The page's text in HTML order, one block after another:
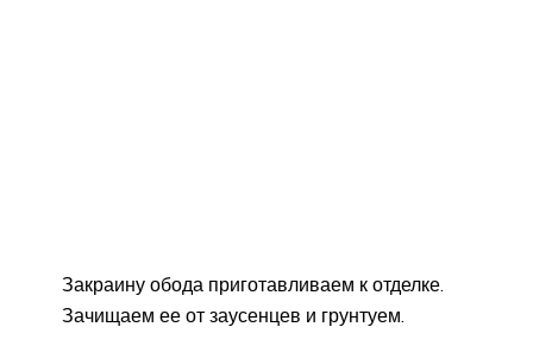
Закраину обода приготавливаем к отделке.
Зачищаем ее от заусенцев и грунтуем.